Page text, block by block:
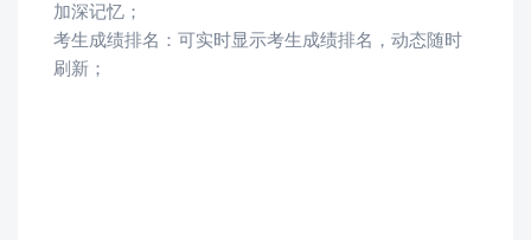
加深记忆；
考生成绩排名：可实时显示考生成绩排名，动态随时
刷新；